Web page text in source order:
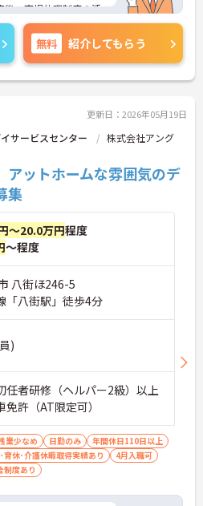
後・育児休暇制度の活
方も多数活躍してお
っても安心して長く
代から60代まで幅広い
経験を活かして活躍し
部勉強会受講支援な
務は本社専門部署が一
の支援に集中できま
い方、プライベート
をお伝えしますので、
。
無料 紹介してもらう
更新日：2026年05月19日
サービスセンター
株式会社アング
アットホームな雰囲気のデ
集
～20.0万円程度
～程度
八街ほ246-5
「八街駅」徒歩4分
)
者研修（ヘルパー2級）以上
許（AT限定可）
業少なめ 日勤のみ
年間休日110日以上
育休･介護休暇取得実績あり
4月入職可
制度あり